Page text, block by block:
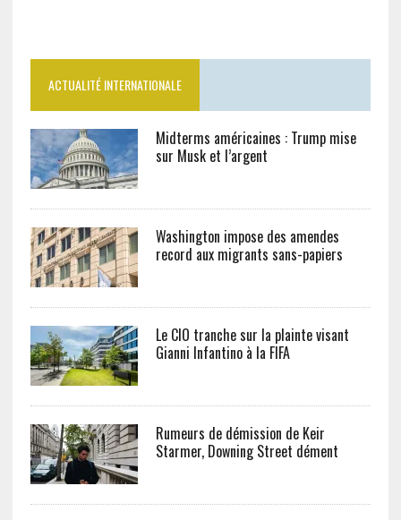
ACTUALITÉ INTERNATIONALE
Midterms américaines : Trump mise
sur Musk et l’argent
Washington impose des amendes
record aux migrants sans-papiers
Le CIO tranche sur la plainte visant
Gianni Infantino à la FIFA
Rumeurs de démission de Keir
Starmer, Downing Street dément